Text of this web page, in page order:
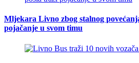
Mljekara Livno zbog stalnog
pojačanje u svom timu